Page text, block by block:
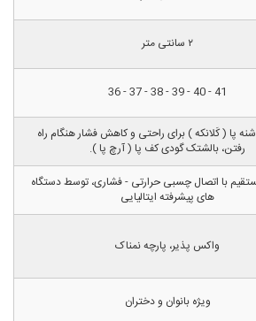
۲ سانتی متر
41 - 40 - 39 - 38 - 37 - 36
پا ( کَلانکه ) برای راحتی و کاهش فشار هنگام راه
رفتن، بالشتک گودی کف پا ( آرچ پا ).
با اتصال چسبی حرارتی - فشاری، توسط دستگاه
های پیشرفته ایتالیایی
واکس پذیر، پارچه نمناک
ویژه بانوان و دختران